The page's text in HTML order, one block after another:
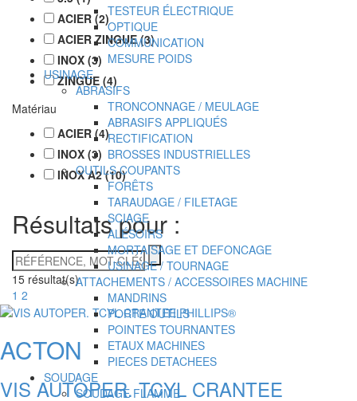
TESTEUR ÉLECTRIQUE
OPTIQUE
COMMUNICATION
MESURE POIDS
USINAGE
ABRASIFS
TRONCONNAGE / MEULAGE
ABRASIFS APPLIQUÉS
RECTIFICATION
BROSSES INDUSTRIELLES
OUTILS COUPANTS
FORÊTS
TARAUDAGE / FILETAGE
SCIAGE
ALÉSOIRS
MORTAISAGE ET DEFONCAGE
USINAGE / TOURNAGE
ATTACHEMENTS / ACCESSOIRES MACHINE
MANDRINS
PORTE OUTILS
POINTES TOURNANTES
ETAUX MACHINES
PIECES DETACHEES
SOUDAGE
SOUDAGE FLAMME
ACIER (2)
ACIER ZINGUE (3)
INOX (3)
ZINGUE (4)
Matériau
ACIER (4)
INOX (3)
INOX A2 (10)
Résultats pour :
RÉFÉRENCE,
MOT-
CLÉS
15 résultat(s)
1 2
ACTON
VIS AUTOPER. TCYL CRANTEE